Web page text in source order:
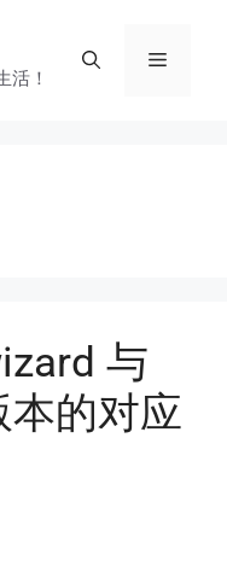
活！
菜
与
的对应